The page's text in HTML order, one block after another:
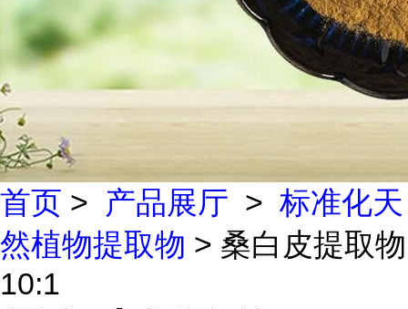
首页 > 产品展厅 > 标准化天
然植物提取物 > 桑白皮提取物
10:1